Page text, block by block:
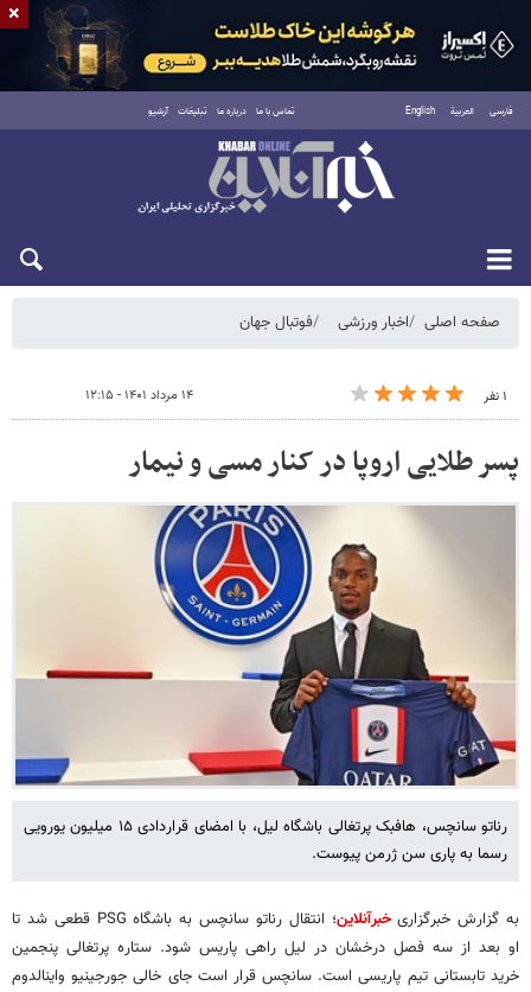
فارسی العربية English تماس با ما درباره ما تبلیغات آرشیو
شنبه ۱۷ مرداد ۱۴۰۵
صفحه اصلی اخبار ورزشی فوتبال جهان
۱ نفر ۱۴ مرداد ۱۴۰۱ - ۱۲:۱۵
پسر طلایی اروپا در کنار مسی و نیمار
رناتو سانچس، هافبک پرتغالی باشگاه لیل، با امضای قراردادی ۱۵ میلیون یورویی
رسما به پاری سن ژرمن پیوست.
به گزارش خبرگزاریخبرآنلاین
؛ انتقال رناتو سانچس به باشگاه PSG قطعی شد تا
او بعد از سه فصل درخشان در لیل راهی پاریس شود. ستاره پرتغالی پنجمین
خرید تابستانی تیم پاریسی است. سانچس قرار است جای خالی جورجینیو واینالدوم
×